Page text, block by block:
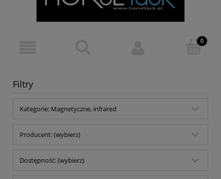
Filtry
Kategorie: Magnetyczne, infrared
Producent: (wybierz)
Dostępność: (wybierz)